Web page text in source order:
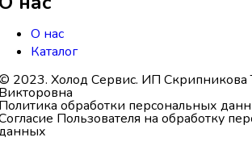
О нас
Каталог
2023. Холод Сервис. ИП Скрипникова
обработки персональных
Пользователя на обработку